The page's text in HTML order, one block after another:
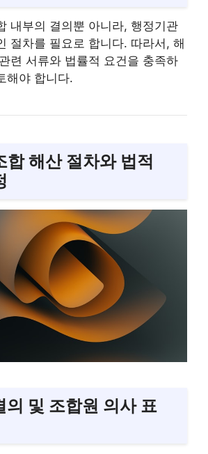
내부의 결의뿐 아니라, 행정기관
절차를 필요로 합니다. 따라서, 해
련 서류와 법률적 요건을 충족하
해야 합니다.
합 해산 절차와 법적
의 및 조합원 의사 표